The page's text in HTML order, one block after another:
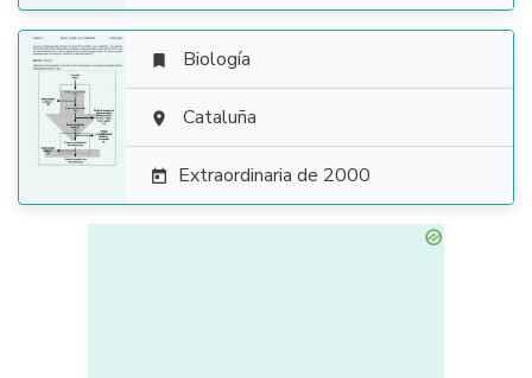

 Biología
 Cataluña
 Extraordinaria de 2000